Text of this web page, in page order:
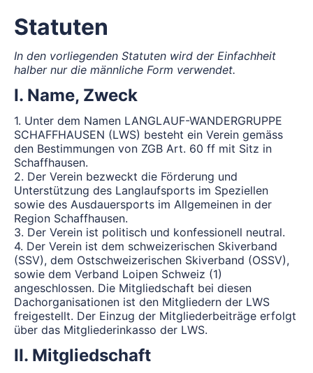
Statuten
In den vorliegenden Statuten wird der Einfachheit
halber nur die männliche Form verwendet.
I. Name, Zweck
1. Unter dem Namen LANGLAUF-WANDERGRUPPE
SCHAFFHAUSEN (LWS) besteht ein Verein gemäss
den Bestimmungen von ZGB Art. 60 ff mit Sitz in
Schaffhausen.
2. Der Verein bezweckt die Förderung und
Unterstützung des Langlaufsports im Speziellen
sowie des Ausdauersports im Allgemeinen in der
Region Schaffhausen.
3. Der Verein ist politisch und konfessionell neutral.
4. Der Verein ist dem schweizerischen Skiverband
(SSV), dem Ostschweizerischen Skiverband (OSSV),
sowie dem Verband Loipen Schweiz (1)
angeschlossen. Die Mitgliedschaft bei diesen
Dachorganisationen ist den Mitgliedern der LWS
freigestellt. Der Einzug der Mitgliederbeiträge erfolgt
über das Mitgliederinkasso der LWS.
II. Mitgliedschaft